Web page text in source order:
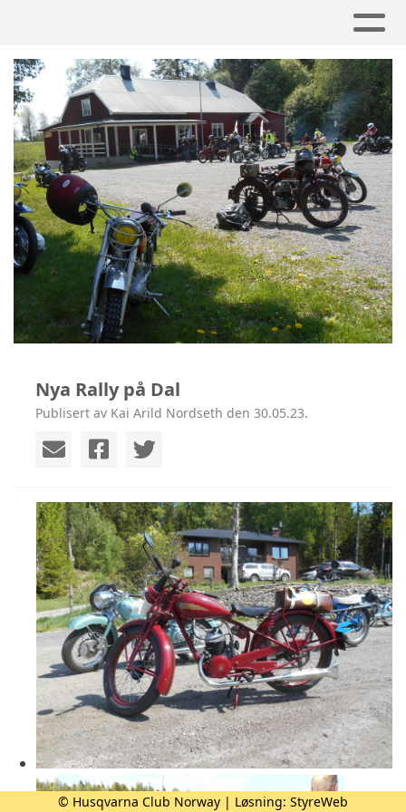
Nya Rally på Dal
Publisert av Kai Arild Nordseth den 30.05.23.
© Husqvarna Club Norway | Løsning: StyreWeb